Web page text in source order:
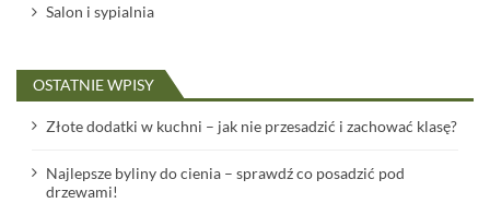
Salon i sypialnia
OSTATNIE WPISY
Złote dodatki w kuchni – jak nie przesadzić i zachować klasę?
Najlepsze byliny do cienia – sprawdź co posadzić pod
drzewami!